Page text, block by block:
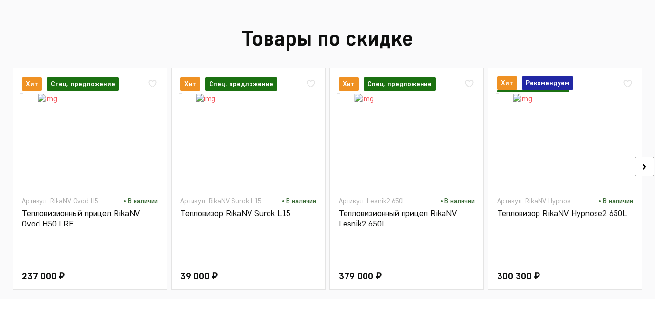
Товары по скидке
Хит Спец. предложение
Артикул: RikaNV Ovod H50 LRF В наличии
Тепловизионный прицел RikaNV
Ovod H50 LRF
237 000 ₽
Хит Спец. предложение
Артикул: RikaNV Surok L15 В наличии
Тепловизор RikaNV Surok L15
39 000 ₽
Хит Спец. предложение
Артикул: Lesnik2 650L В наличии
Тепловизионный прицел RikaNV
Lesnik2 650L
379 000 ₽
Хит
Рекомендуем
Спец. предложение
Артикул: RikaNV Hypnose2 650L В наличии
Тепловизор RikaNV Hypnose2 650L
300 300 ₽